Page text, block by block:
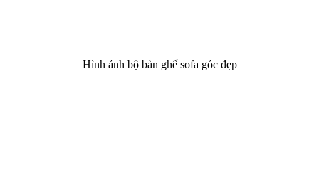
Hình ảnh bộ bàn ghế sofa góc đẹp